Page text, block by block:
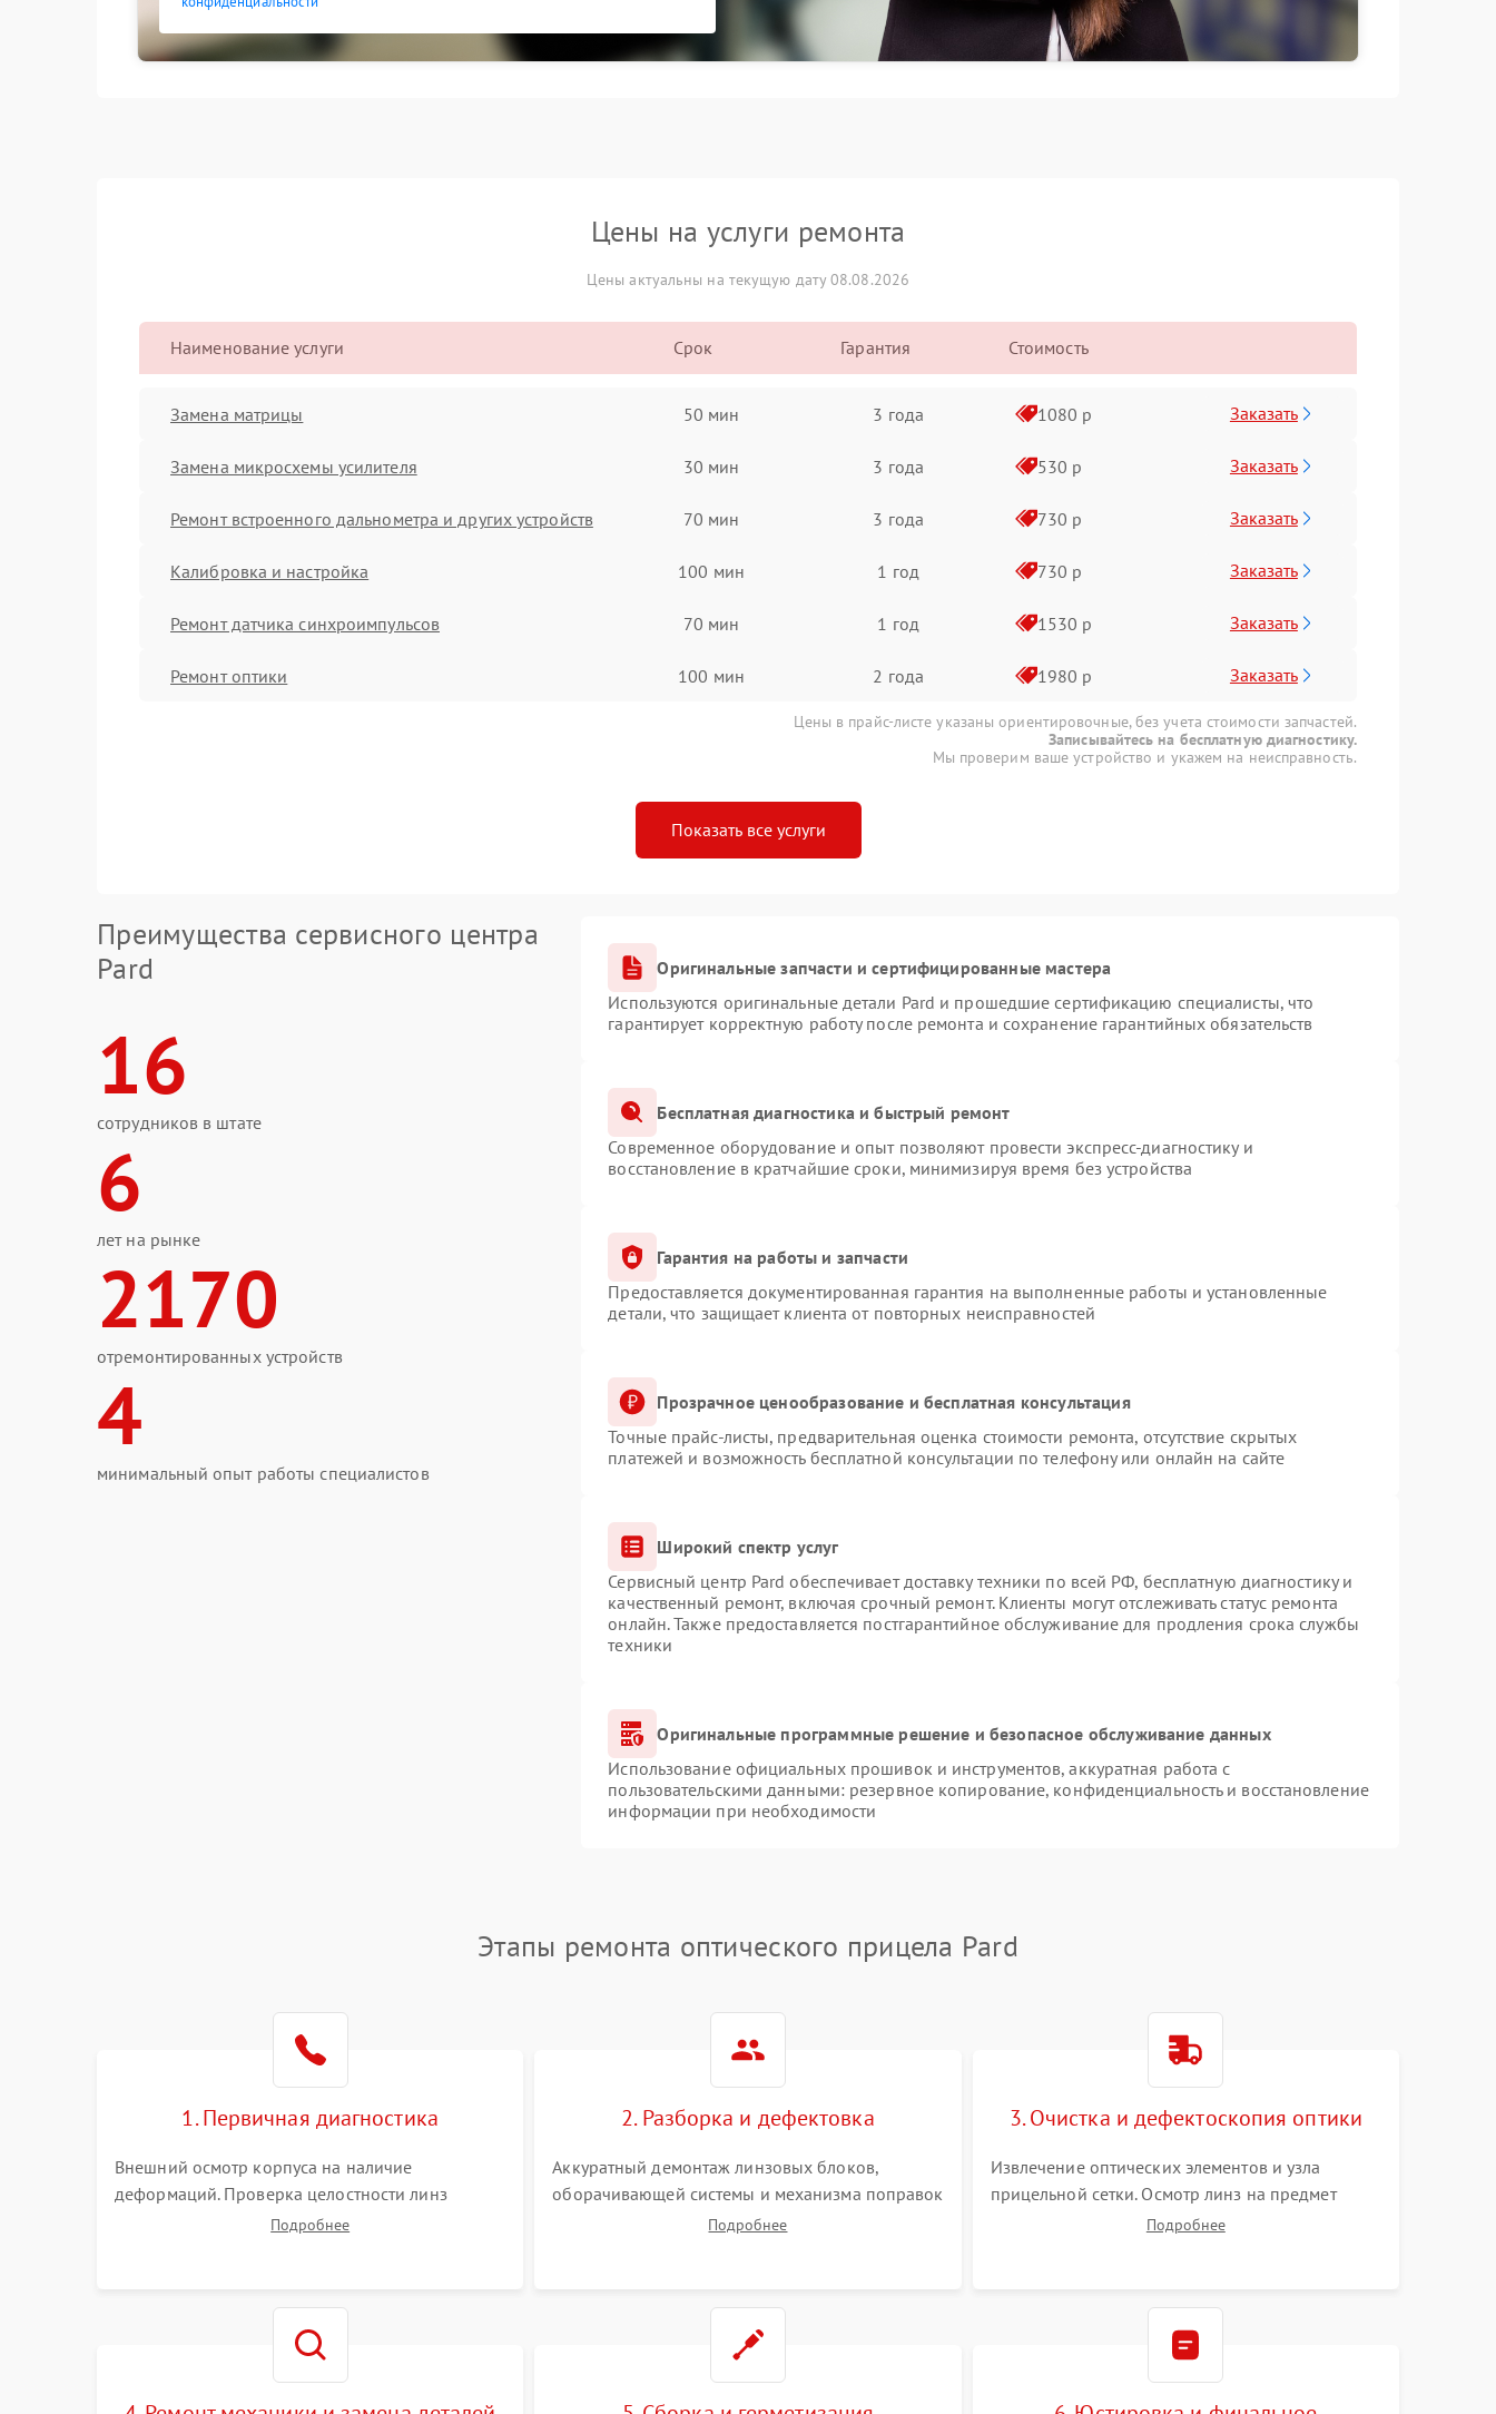
Цены на услуги ремонта
Цены актуальны на текущую дату 08.08.2026
Наименование услуги Срок Гарантия Стоимость
Замена матрицы 50 мин 3 года 1080 р Заказать
Замена микросхемы усилителя 30 мин 3 года 530 р Заказать
Ремонт встроенного дальнометра и других устройств 70 мин 3 года 730 р Заказать
Калибровка и настройка 100 мин 1 год 730 р Заказать
Ремонт датчика синхроимпульсов 70 мин 1 год 1530 р Заказать
Ремонт оптики 100 мин 2 года 1980 р Заказать
Цены в прайс-листе указаны ориентировочные, без учета стоимости запчастей.
Записывайтесь на бесплатную диагностику.
Мы проверим ваше устройство и укажем на неисправность.
Показать все услуги
Преимущества сервисного центра
Pard
16
сотрудников в штате
6
лет на рынке
2170
отремонтированных устройств
4
минимальный опыт работы специалистов
Оригинальные запчасти и сертифицированные мастера
Используются оригинальные детали Pard и прошедшие сертификацию специалисты, что
гарантирует корректную работу после ремонта и сохранение гарантийных обязательств
Бесплатная диагностика и быстрый ремонт
Современное оборудование и опыт позволяют провести экспресс-диагностику и
восстановление в кратчайшие сроки, минимизируя время без устройства
Гарантия на работы и запчасти
Предоставляется документированная гарантия на выполненные работы и установленные
детали, что защищает клиента от повторных неисправностей
Прозрачное ценообразование и бесплатная консультация
Точные прайс-листы, предварительная оценка стоимости ремонта, отсутствие скрытых
платежей и возможность бесплатной консультации по телефону или онлайн на сайте
Широкий спектр услуг
Сервисный центр Pard обеспечивает доставку техники по всей РФ, бесплатную диагностику и
качественный ремонт, включая срочный ремонт. Клиенты могут отслеживать статус ремонта
онлайн. Также предоставляется постгарантийное обслуживание для продления срока службы
техники
Оригинальные программные решение и безопасное обслуживание данных
Использование официальных прошивок и инструментов, аккуратная работа с
пользовательскими данными: резервное копирование, конфиденциальность и восстановление
информации при необходимости
Этапы ремонта оптического прицела Pard
1. Первичная диагностика
Внешний осмотр корпуса на наличие
деформаций. Проверка целостности линз
объектива и окуляра. Тестирование работы
Подробнее
2. Разборка и дефектовка
Аккуратный демонтаж линзовых блоков,
оборачивающей системы и механизма поправок
спецключами. Осмотр внутренних резьбовых
Подробнее
3. Очистка и дефектоскопия оптики
Извлечение оптических элементов и узла
прицельной сетки. Осмотр линз на предмет
повреждения просветляющего покрытия или
Подробнее